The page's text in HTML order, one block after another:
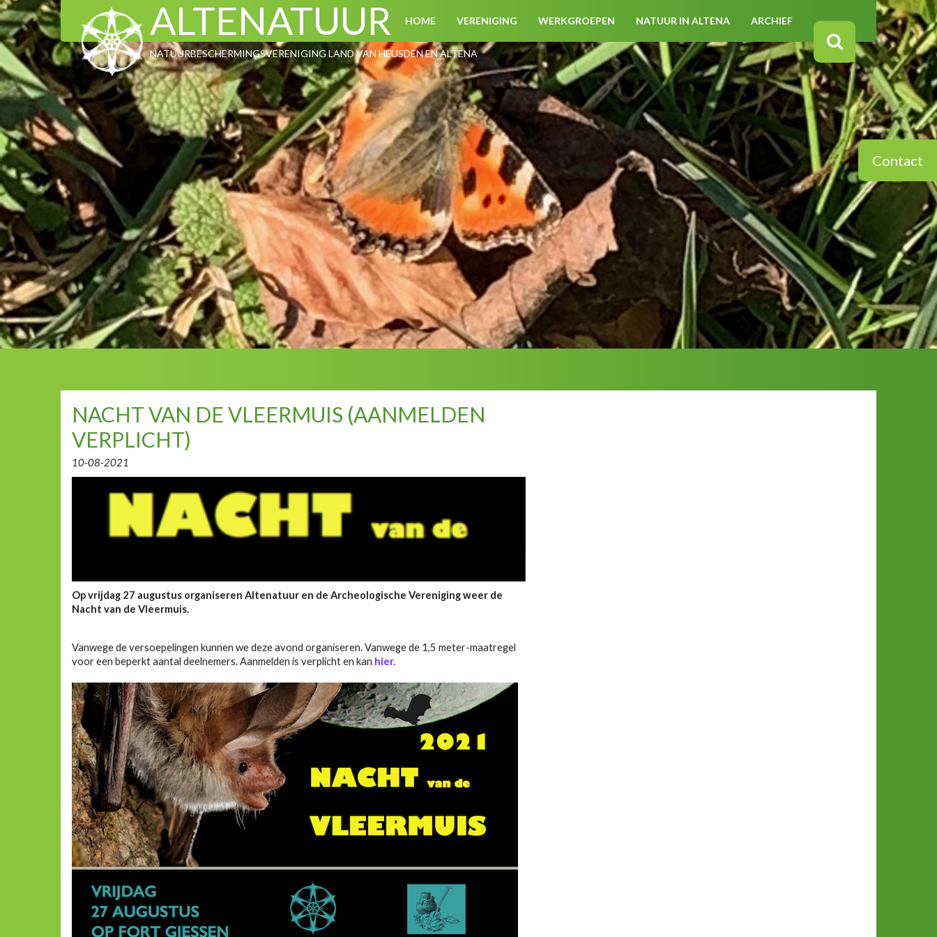
ALTENATUUR
NATUURBESCHERMINGSVERENIGING LAND VAN HEUSDEN EN ALTENA
HOME VERENIGING WERKGROEPEN NATUUR IN ALTENA ARCHIEF
Contact
NACHT VAN DE VLEERMUIS (AANMELDEN
VERPLICHT)
10-08-2021
Op vrijdag 27 augustus organiseren Altenatuur en de Archeologische Vereniging weer de
Nacht van de Vleermuis.
Vanwege de versoepelingen kunnen we deze avond organiseren. Vanwege de 1,5 meter-maatregel
voor een beperkt aantal deelnemers. Aanmelden is verplicht en kan hier.